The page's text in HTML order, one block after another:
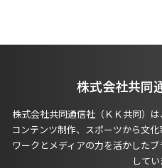
株式会社共同
株式会社共同通信社（ＫＫ共同）
コンテンツ制作、スポーツから文
ワークとメディアの力を活かした
してい